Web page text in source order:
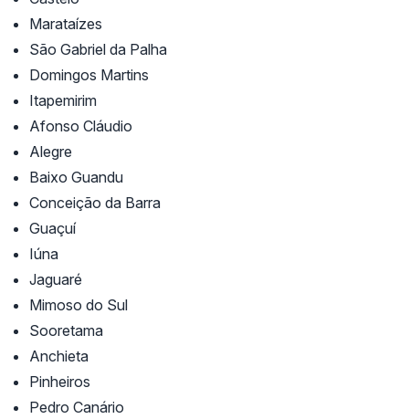
Marataízes
São Gabriel da Palha
Domingos Martins
Itapemirim
Afonso Cláudio
Alegre
Baixo Guandu
Conceição da Barra
Guaçuí
Iúna
Jaguaré
Mimoso do Sul
Sooretama
Anchieta
Pinheiros
Pedro Canário